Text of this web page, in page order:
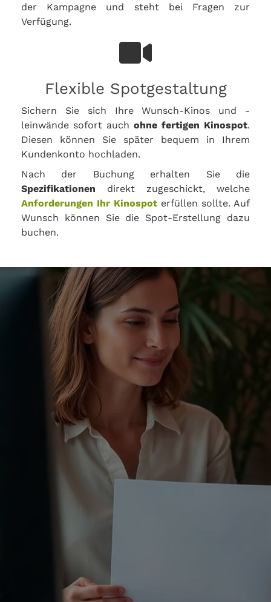
der Kampagne und steht bei Fragen zur
Verfügung.
Flexible Spotgestaltung
Sichern Sie sich Ihre Wunsch-Kinos und -
leinwände sofort auch ohne fertigen Kinospot.
Diesen können Sie später bequem in Ihrem
Kundenkonto hochladen.
Nach der Buchung erhalten Sie die
Spezifikationen direkt zugeschickt, welche
Anforderungen Ihr Kinospot erfüllen sollte. Auf
Wunsch können Sie die Spot-Erstellung dazu
buchen.